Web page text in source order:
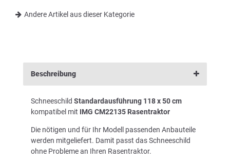
Andere Artikel aus dieser Kategorie
Beschreibung
Schneeschild Standardausführung 118 x 50 cm
kompatibel mit IMG CM22135 Rasentraktor
Die nötigen und für Ihr Modell passenden Anbauteile
werden mitgeliefert. Damit passt das Schneeschild
ohne Probleme an Ihren Rasentraktor.